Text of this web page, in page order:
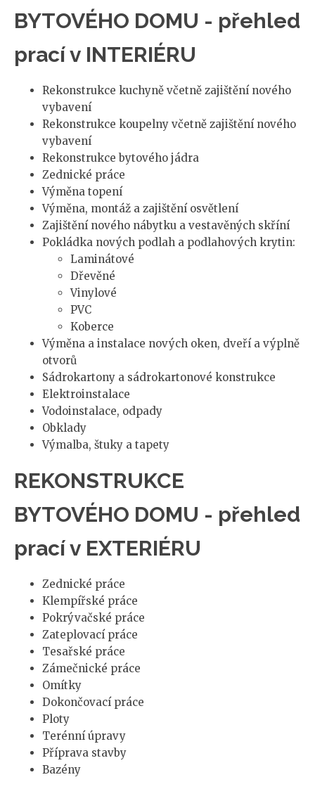
BYTOVÉHO DOMU - přehled
prací v INTERIÉRU
Rekonstrukce kuchyně včetně zajištění nového
vybavení
Rekonstrukce koupelny včetně zajištění nového
vybavení
Rekonstrukce bytového jádra
Zednické práce
Výměna topení
Výměna, montáž a zajištění osvětlení
Zajištění nového nábytku a vestavěných skříní
Pokládka nových podlah a podlahových krytin:
Laminátové
Dřevěné
Vinylové
PVC
Koberce
Výměna a instalace nových oken, dveří a výplně
otvorů
Sádrokartony a sádrokartonové konstrukce
Elektroinstalace
Vodoinstalace, odpady
Obklady
Výmalba, štuky a tapety
REKONSTRUKCE
BYTOVÉHO DOMU - přehled
prací v EXTERIÉRU
Zednické práce
Klempířské práce
Pokrývačské práce
Zateplovací práce
Tesařské práce
Zámečnické práce
Omítky
Dokončovací práce
Ploty
Terénní úpravy
Příprava stavby
Bazény